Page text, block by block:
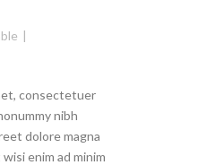
consectetuer
nibh
dolore magna
enim ad minim